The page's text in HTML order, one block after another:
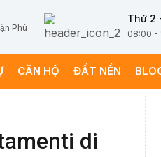
Phú
Thứ 2
08:00 -
CĂN HỘ ĐẤT NỀN
di